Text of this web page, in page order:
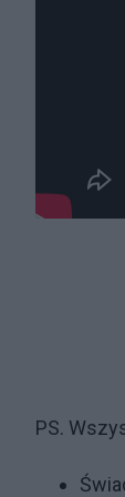
PS.